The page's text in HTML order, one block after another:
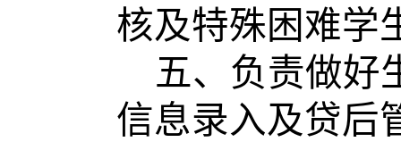
核及特殊困难学
五、负责做好
信息录入及贷后